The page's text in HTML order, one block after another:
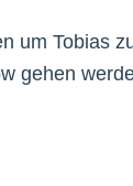
um Tobias
gehen